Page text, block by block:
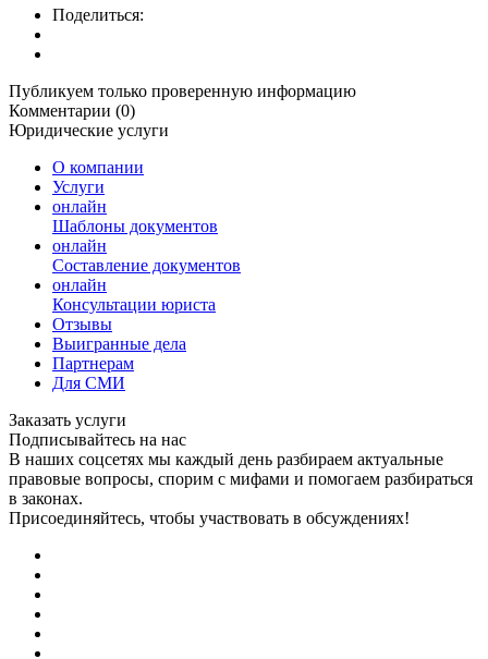
Поделиться:
Публикуем только проверенную информацию
Комментарии (0)
Юридические услуги
О компании
Услуги
онлайн
Шаблоны документов
онлайн
Составление документов
онлайн
Консультации юриста
Отзывы
Выигранные дела
Партнерам
Для СМИ
Заказать услуги
Подписывайтесь на нас
В наших соцсетях мы каждый день разбираем актуальные
правовые вопросы, спорим с мифами и помогаем разбираться
в законах.
Присоединяйтесь, чтобы участвовать в обсуждениях!